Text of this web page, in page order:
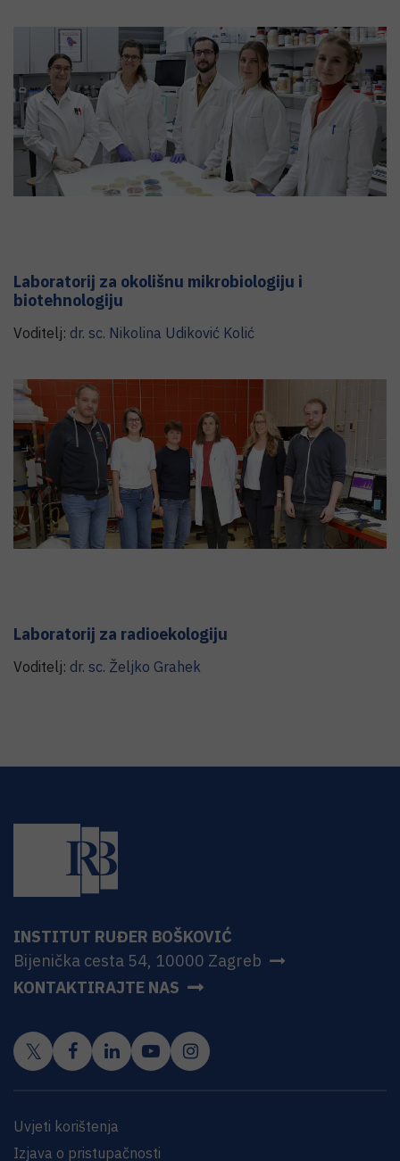
Laboratorij za okolišnu mikrobiologiju i
biotehnologiju
Voditelj: dr. sc. Nikolina Udiković Kolić
Laboratorij za radioekologiju
Voditelj: dr. sc. Željko Grahek
INSTITUT RUĐER BOŠKOVIĆ
Bijenička cesta 54, 10000 Zagreb
KONTAKTIRAJTE NAS
Uvjeti korištenja
Izjava o pristupačnosti